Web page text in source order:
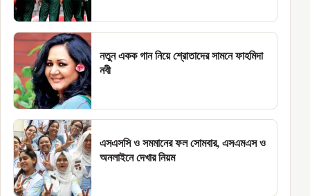
নতুন একক গান নিয়ে শ্রোতাদের সামনে ফাহমিদা
নবী
এসএসসি ও সমমানের ফল সোমবার, এসএমএস ও
অনলাইনে দেখার নিয়ম